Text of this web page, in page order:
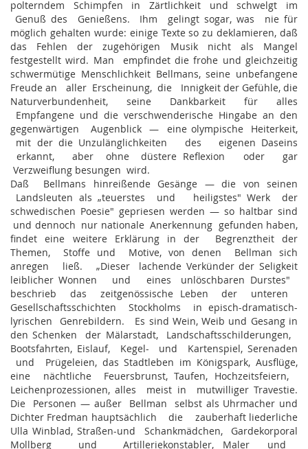
polterndem Schimpfen in Zärtlichkeit und schwelgt im
Genuß des Genießens. Ihm gelingt sogar, was nie für
möglich gehalten wurde: einige Texte so zu deklamieren, daß
das Fehlen der zugehörigen Musik nicht als Mangel
festgestellt wird. Man empfindet die frohe und gleichzeitig
schwermütige Menschlichkeit Bellmans, seine unbefangene
Freude an aller Erscheinung, die Innigkeit der Gefühle, die
Naturverbundenheit, seine Dankbarkeit für alles
Empfangene und die verschwenderische Hingabe an den
gegenwärtigen Augenblick — eine olympische Heiterkeit,
mit der die Unzulänglichkeiten des eigenen Daseins
erkannt, aber ohne düstere Reflexion oder gar
Verzweiflung besungen wird.
Daß Bellmans hinreißende Gesänge — die von seinen
Landsleuten als „teuerstes und heiligstes" Werk der
schwedischen Poesie" gepriesen werden — so haltbar sind
und dennoch nur nationale Anerkennung gefunden haben,
findet eine weitere Erklärung in der Begrenztheit der
Themen, Stoffe und Motive, von denen Bellman sich
anregen ließ. „Dieser lachende Verkünder der Seligkeit
leiblicher Wonnen und eines unlöschbaren Durstes"
beschrieb das zeitgenössische Leben der unteren
Gesellschaftsschichten Stockholms in episch-dramatisch-
lyrischen Genrebildern. Es sind Wein, Weib und Gesang in
den Schenken der Mälarstadt, Landschaftsschilderungen,
Bootsfahrten, Eislauf, Kegel- und Kartenspiel, Serenaden
und Prügeleien, das Stadtleben im Königspark, Ausflüge,
eine nächtliche Feuersbrunst, Taufen, Hochzeitsfeiern,
Leichenprozessionen, alles meist in mutwilliger Travestie.
Die Personen — außer Bellman selbst als Uhrmacher und
Dichter Fredman hauptsächlich die zauberhaft liederliche
Ulla Winblad, Straßen-und Schankmädchen, Gardekorporal
Mollberg und Artilleriekonstabler, Maler und